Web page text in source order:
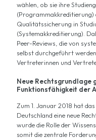
wählen, ob sie ihre
(Programmakkreditierung)
Qualitätssicherung in
(Systemakkreditierung).
Peer-Reviews, die von
selbst durchgeführt
Vertreterinnen und
Neue Rechtsgrundlage
Funktionsfähigkeit der
Zum 1. Januar 2018 hat
Deutschland eine neue
wurde die Rolle der
somit die zentrale